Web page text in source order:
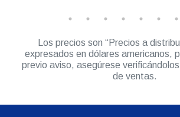
Los precios son “Precios a
expresados en dólares americanos,
previo aviso, asegúrese
de ventas.